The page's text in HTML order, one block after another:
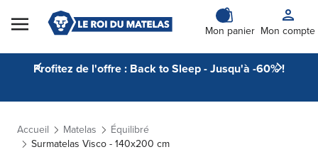
Skip to Content
Mon panier Mon compte
Profitez de l'offre : Back to Sleep - Jusqu'à -60% !
Accueil Matelas
Équilibré
Surmatelas Visco - 140x200 cm